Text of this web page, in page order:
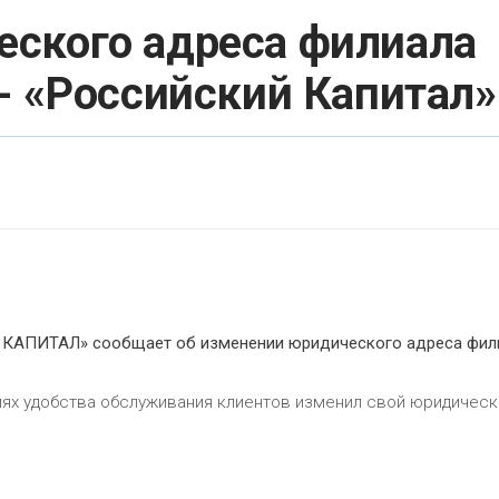
адреса филиала
«Российский Капитал»
сообщает об изменении юридического адреса
удобства обслуживания клиентов изменил свой